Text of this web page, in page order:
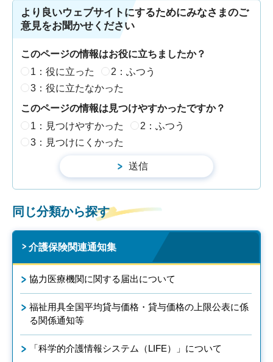
より良いウェブサイトにするためにみなさまのご
意見をお聞かせください
このページの情報はお役に立ちましたか？
1：役に立った
2：ふつう
3：役に立たなかった
このページの情報は見つけやすかったですか？
1：見つけやすかった
2：ふつう
3：見つけにくかった
同じ分類から探す
介護保険関連通知集
協力医療機関に関する届出について
福祉用具全国平均貸与価格・貸与価格の上限公表に係
る関係通知等
「科学的介護情報システム（LIFE）」について